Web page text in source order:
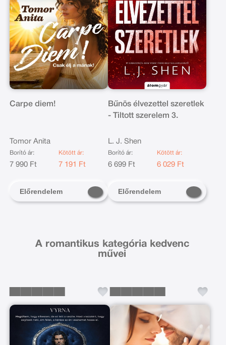
Carpe diem!
Tomor Anita
Borító ár:
7 990 Ft
Kötött ár:
7 191 Ft
Előrendelem
Bűnös élvezettel szeretlek
- Tiltott szerelem 3.
L. J. Shen
Borító ár:
6 699 Ft
Kötött ár:
6 029 Ft
Előrendelem
A romantikus kategória kedvenc
művei